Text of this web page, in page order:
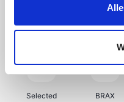
Samsung My
Selected BRAX